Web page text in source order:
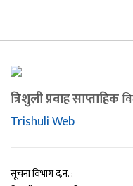
त्रिशुली प्रवाह साप्ताहिक
Trishuli Web
सूचना विभाग द.न. :